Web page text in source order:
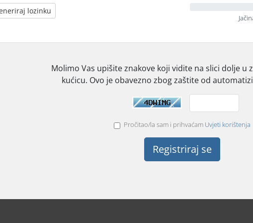
lozinku
Molimo Vas upišite znakove koji vidite na slici dolje u
kućicu. Ovo je obavezno zbog zaštite od
Pročitao/la sam i prihvaćam Uvjeti korištenja